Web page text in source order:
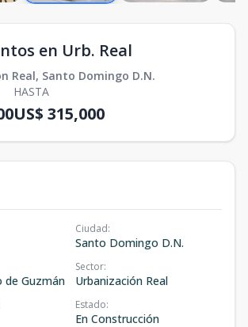
en Urb. Real
Real, Santo Domingo D.N.
HASTA
US$ 315,000
Ciudad:
Santo Domingo D.N.
de Guzmán
Sector:
Urbanización Real
Estado:
En Construcción